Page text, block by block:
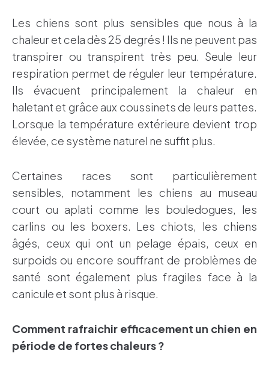
Les chiens sont plus sensibles que nous à la
chaleur et cela dès 25 degrés ! Ils ne peuvent pas
transpirer ou transpirent très peu. Seule leur
respiration permet de réguler leur température.
Ils évacuent principalement la chaleur en
haletant et grâce aux coussinets de leurs pattes.
Lorsque la température extérieure devient trop
élevée, ce système naturel ne suffit plus.
Certaines races sont particulièrement
sensibles, notamment les chiens au museau
court ou aplati comme les bouledogues, les
carlins ou les boxers. Les chiots, les chiens
âgés, ceux qui ont un pelage épais, ceux en
surpoids ou encore souffrant de problèmes de
santé sont également plus fragiles face à la
canicule et sont plus à risque.
Comment rafraichir efficacement un chien en
période de fortes chaleurs ?